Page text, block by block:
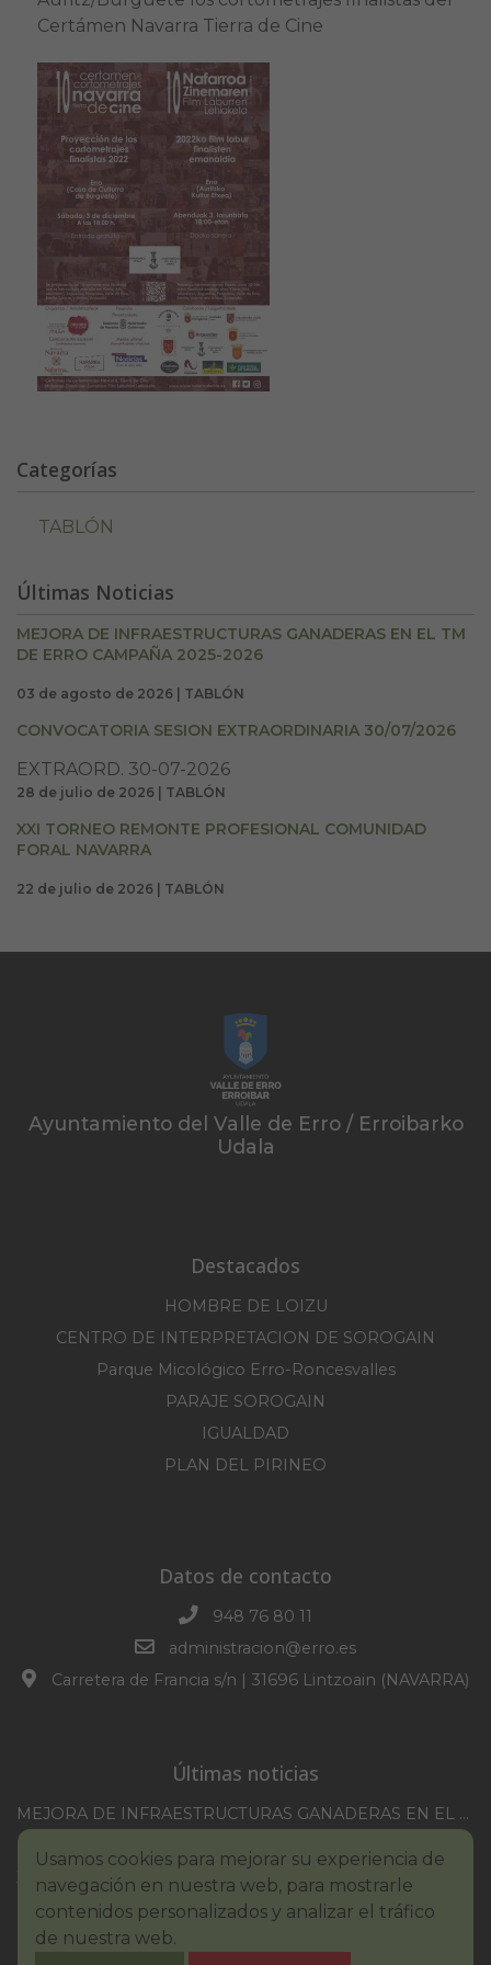
Certámen Navarra Tierra de Cine
Categorías
TABLÓN
Últimas Noticias
MEJORA DE INFRAESTRUCTURAS GANADERAS EN EL TM
DE ERRO CAMPAÑA 2025-2026
03 de agosto de 2026 | TABLÓN
CONVOCATORIA SESION EXTRAORDINARIA 30/07/2026
EXTRAORD. 30-07-2026
28 de julio de 2026 | TABLÓN
XXI TORNEO REMONTE PROFESIONAL COMUNIDAD
FORAL NAVARRA
22 de julio de 2026 | TABLÓN
Ayuntamiento del Valle de Erro / Erroibarko
Udala
Destacados
HOMBRE DE LOIZU
CENTRO DE INTERPRETACION DE SOROGAIN
Parque Micológico Erro-Roncesvalles
PARAJE SOROGAIN
IGUALDAD
PLAN DEL PIRINEO
Datos de contacto
948 76 80 11
administracion@erro.es
Carretera de Francia s/n | 31696 Lintzoain (NAVARRA)
Últimas noticias
MEJORA DE INFRAESTRUCTURAS GANADERAS EN EL TM DE ERRO CAMPAÑA 2025-2026
BASES III. CONCURSO PINTURA – ERROIBARKO EGUNA
BANDO – CONSUMO RESPONSABLE DEL AGUA
Usamos cookies para mejorar su experiencia de
navegación en nuestra web, para mostrarle
contenidos personalizados y analizar el tráfico
de nuestra web.